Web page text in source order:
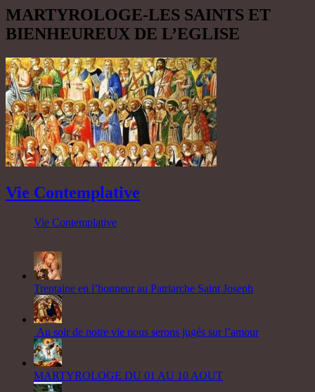
MARTYROLOGE-LES SAINTS ET
BIENHEUREUX DE L’EGLISE
Vie Contemplative
Vie Contemplative
Trentaine en l’honneur au Patriarche Saint Joseph
Au soir de notre vie nous serons jugés sur l’amour
MARTYROLOGE DU 01 AU 10 AOUT